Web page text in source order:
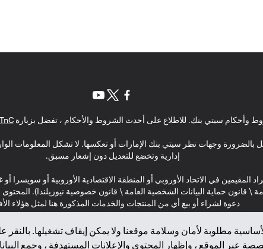
مطلوبة لأمان وسلامة موقعنا ولا يمكن إيقاف تشغيلها.
عبر الموقع ، وإظهار المحتوى والإعلانات المستهدفة ، وجمع
وأحكام سيتي بنك. للاطلاع على أحدث الشروط والأحكام ، تفضل بزيارة
بالضرورة وجهات نظر سيتي بنك الإمارات أو تعكسها. لا تشكل المعلومات
إدارية وتخضع للتعديل دون إشعار مسبق.
المقيمين في الاتحاد الأوروبي أو المنطقة الاقتصادية الأوروبية أو
\ قانون حماية البيانات الشخصية العامة \ قانون خصوصية نيوزيلندا).
دعوة لشراء أو بيع أي من المنتجات والخدمات المذكورة هنا لمثل هؤلاء